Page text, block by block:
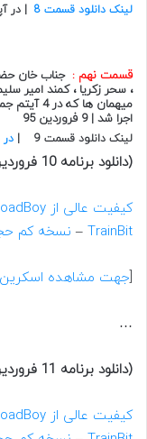
لینک دانلود قسمت 8 | در
قسمت نهم : جناب خان
میهمان
اجرا شد | 9 فروردین 95
لینک دانلود قسمت 9 |
(دانلود برنامه 10 فروردین 1395)
کیفیت عالی از UploadBoy
TrainBit
– نسخه کم
[جهت مشاهده
…
(دانلود برنامه 11 فروردین 1395)
کیفیت عالی از UploadBoy